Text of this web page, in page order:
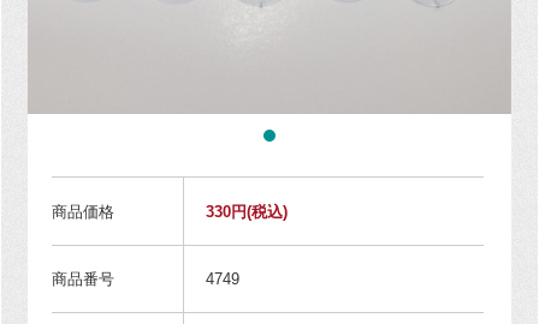
商品価格 330円(税込)
商品番号 4749